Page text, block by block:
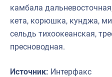
камбала
кета, корюшка, кунджа,
сельдь тихоокеанская,
пресноводная.
Источник: Интерфакс